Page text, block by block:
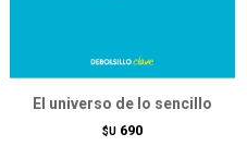
El universo de lo sencillo
$U 690